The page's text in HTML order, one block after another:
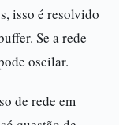
isso é resolvido
Se a rede
oscilar.
de rede em